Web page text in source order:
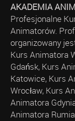
AKADEMIA
Profesjonalne
Animatorów.
organizowany
Kurs Animatora
Gdańsk, Kurs
Katowice, Kurs
Wrocław, Kurs
Animatora
Animatora